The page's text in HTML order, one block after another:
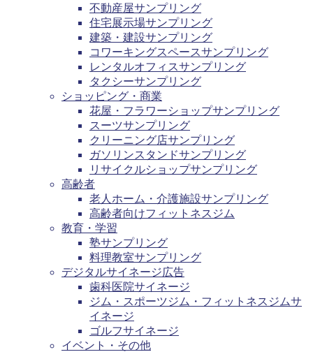
不動産屋サンプリング
住宅展示場サンプリング
建築・建設サンプリング
コワーキングスペースサンプリング
レンタルオフィスサンプリング
タクシーサンプリング
ショッピング・商業
花屋・フラワーショップサンプリング
スーツサンプリング
クリーニング店サンプリング
ガソリンスタンドサンプリング
リサイクルショップサンプリング
高齢者
老人ホーム・介護施設サンプリング
高齢者向けフィットネスジム
教育・学習
塾サンプリング
料理教室サンプリング
デジタルサイネージ広告
歯科医院サイネージ
ジム・スポーツジム・フィットネスジムサ
イネージ
ゴルフサイネージ
イベント・その他